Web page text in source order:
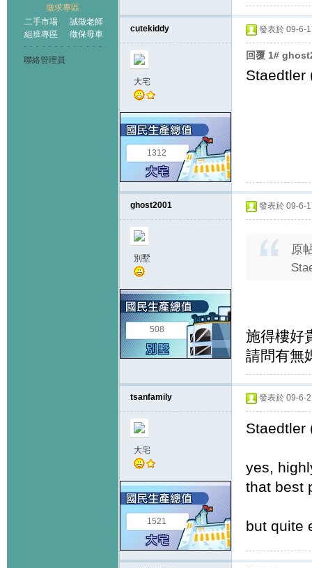
徵求專區
二手市場
誠徵老師
組班專區
徵保母車
聯絡管理員
cutekiddy
大宅
1312
發表於 09-6-
回覆 1#
Staedtler
ghost2001
別墅
508
發表於 09-6-
原
施得樓好
請問有
tsanfamily
大宅
1521
發表於 09-6-
Staedtler
yes,
that best
but quite